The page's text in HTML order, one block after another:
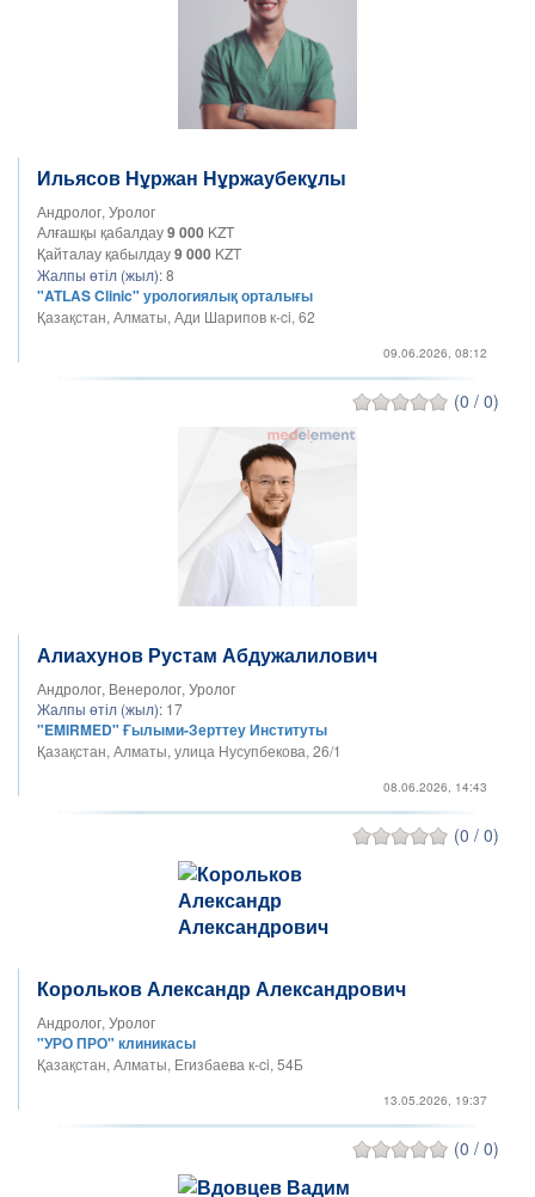
Ильясов Нұржан Нұржаубекұлы
Андролог, Уролог
Алғашқы қабалдау9 000 KZT
Қайталау қабылдау9 000 KZT
Жалпы өтіл (жыл):8
"ATLAS Clinic" урологиялық орталығы
Қазақстан, Алматы, Ади Шарипов к-ci, 62
09.06.2026, 08:12
(0 / 0)
Алиахунов Рустам Абдужалилович
Андролог, Венеролог, Уролог
Жалпы өтіл (жыл): 17
"EMIRMED" Ғылыми-Зерттеу Институты
Қазақстан, Алматы, улица Нусупбекова, 26/1
08.06.2026, 14:43
(0 / 0)
Корольков Александр Александрович
Андролог, Уролог
"УРО ПРО" клиникасы
Қазақстан, Алматы, Егизбаева к-ci, 54Б
13.05.2026, 19:37
(0 / 0)